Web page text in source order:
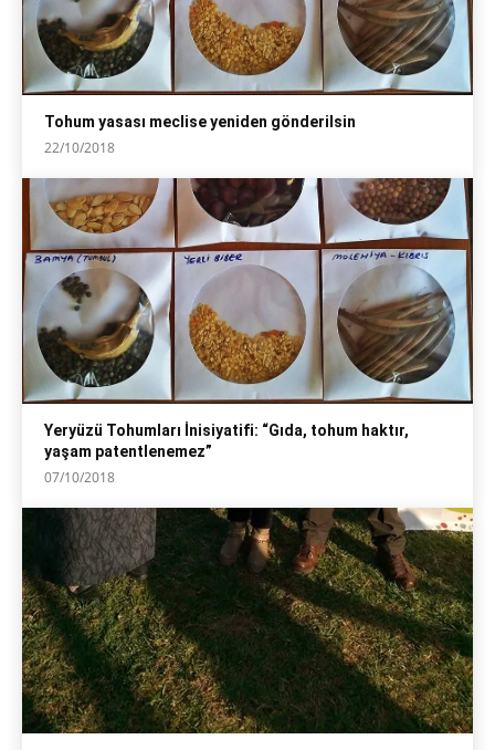
Tohum yasası meclise yeniden gönderilsin
22/10/2018
Yeryüzü Tohumları İnisiyatifi: “Gıda, tohum haktır,
yaşam patentlenemez”
07/10/2018